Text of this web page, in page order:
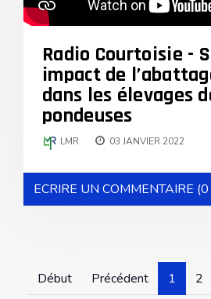
Radio Courtoisie -
impact de
dans les élevages
pondeuses
LMR 03 JANVIER 2022
ECRIRE UN COMMENTAIRE
Début Précédent 1 2